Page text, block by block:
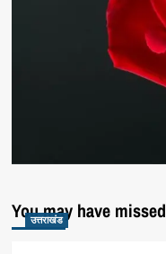
You may have missed
उत्तराखंड